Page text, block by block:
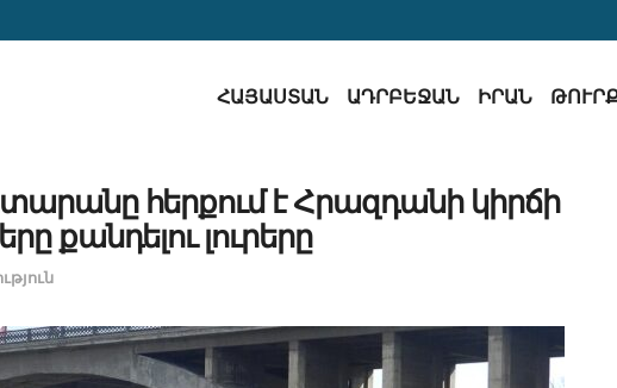
ՀԱՅԱՍՏԱՆ ԱԴՐԲԵՋԱՆ ԻՐԱՆ
հերքում է Հրազդանի կիրճի
քանդելու լուրերը